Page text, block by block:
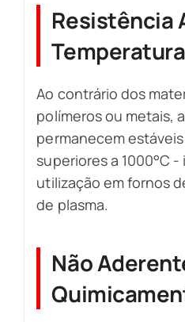
Resistência
Ao contrário dos
polímeros ou metais,
permanecem
superiores a 1000°C -
utilização em fornos
de plasma.
Não